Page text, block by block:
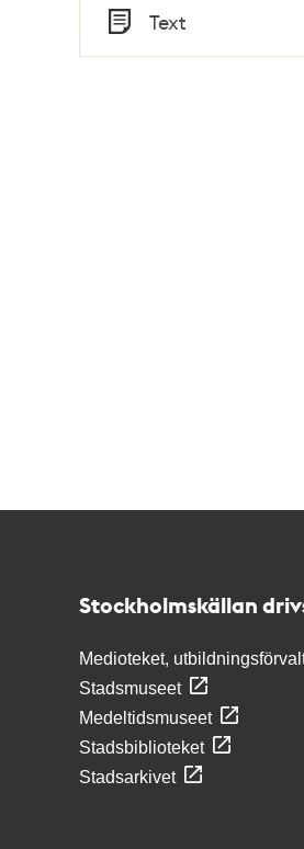
Tid
Typ
Text
Stockholmskällan
Medioteket,
Stadsmuseet
Medeltidsmuseet
Stadsbiblioteket
Stadsarkivet